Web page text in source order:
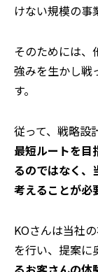
けない規模の事
そのためには、
強みを生かし戦
す。
従って、戦略設
最短ルートを目
るのではなく、
考えることが必
KOさんは当社
を行い、提案に